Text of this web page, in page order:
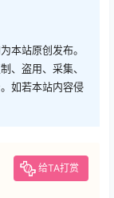
本站原创发布。
、盗用、采集、
如若本站内容侵
给TA打赏